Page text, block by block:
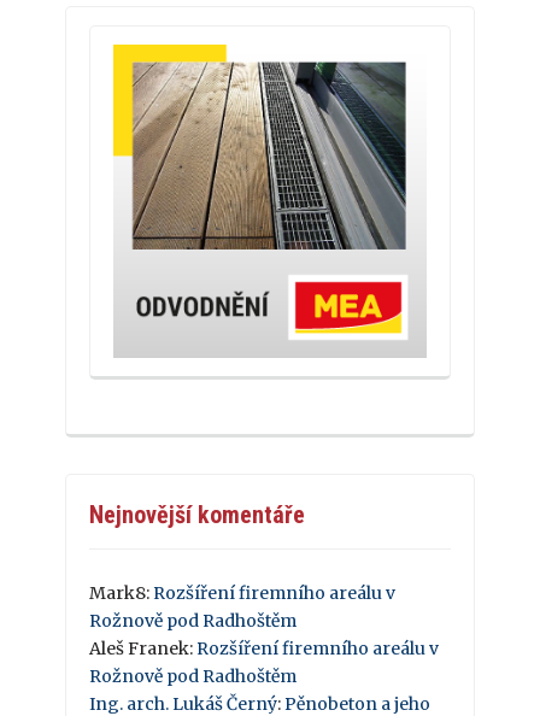
Nejnovější komentáře
Mark8:Rozšíření firemního areálu v
Rožnově pod Radhoštěm
Aleš Franek:Rozšíření firemního areálu v
Rožnově pod Radhoštěm
Ing. arch. Lukáš Černý:Pěnobeton a jeho